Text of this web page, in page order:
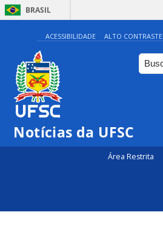
BRASIL
ACESSIBILIDADE ALTO CONTRASTE
Notícias da UFSC
Área Restrita